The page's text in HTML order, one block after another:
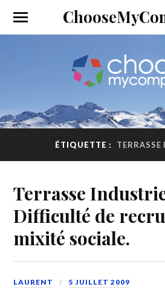
ÉTIQUETTE : TERRASSE
Terrasse
Difficulté de
mixité sociale.
LAURENT 5 JUILLET 2009